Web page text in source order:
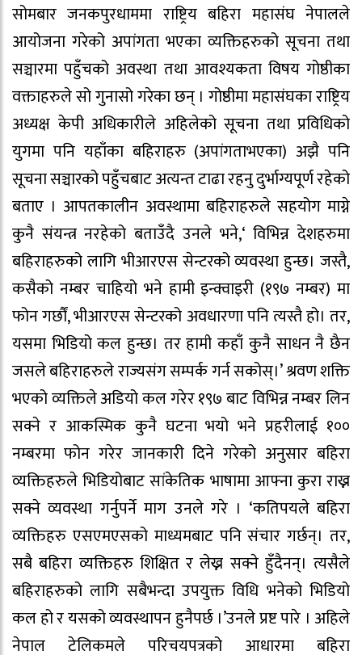
सोमबार जनकपुरधाममा राष्ट्रिय बहिरा महासंघ नेपालले
आयोजना गरेको अपांगता भएका व्यक्तिहरुको सूचना तथा
सञ्चारमा पहुँचको अवस्था तथा आवश्यकता विषय गोष्ठीका
वक्ताहरुले सो गुनासो गरेका छन् । गोष्ठीमा महासंघका राष्ट्रिय
अध्यक्ष केपी अधिकारीले अहिलेको सूचना तथा प्रविधिको
युगमा पनि यहाँका बहिराहरु (अपांगताभएका) अझै पनि
सूचना सञ्चारको पहुँचबाट अत्यन्त टाढा रहनु दुर्भाग्यपूर्ण रहेको
बताए । आपतकालीन अवस्थामा बहिराहरुले सहयोग माग्ने
कुनै संयन्त्र नरहेको बताउँदै उनले भने,‘ विभिन्न देशहरुमा
बहिराहरुको लागि भीआरएस सेन्टरको व्यवस्था हुन्छ। जस्तै,
कसैको नम्बर चाहियो भने हामी इन्क्वाइरी (१९७ नम्बर) मा
फोन गर्छौं, भीआरएस सेन्टरको अवधारणा पनि त्यस्तै हो। तर,
यसमा भिडियो कल हुन्छ। तर हामी कहाँ कुनै साधन नै छैन
जसले बहिराहरुले राज्यसंग सम्पर्क गर्न सकोस्।’ श्रवण शक्ति
भएको व्यक्तिले अडियो कल गरेर १९७ बाट विभिन्न नम्बर लिन
सक्ने र आकस्मिक कुनै घटना भयो भने प्रहरीलाई १००
नम्बरमा फोन गरेर जानकारी दिने गरेको अनुसार बहिरा
व्यक्तिहरुले भिडियोबाट सांकेतिक भाषामा आफ्ना कुरा राख्न
सक्ने व्यवस्था गर्नुपर्ने माग उनले गरे । ‘कतिपयले बहिरा
व्यक्तिहरु एसएमएसको माध्यमबाट पनि संचार गर्छन्। तर,
सबै बहिरा व्यक्तिहरु शिक्षित र लेख्न सक्ने हुँदैनन्। त्यसैले
बहिराहरुको लागि सबैभन्दा उपयुक्त विधि भनेको भिडियो
कल हो र यसको व्यवस्थापन हुनैपर्छ ।’उनले प्रष्ट पारे । अहिले
नेपाल टेलिकमले परिचयपत्रको आधारमा बहिरा